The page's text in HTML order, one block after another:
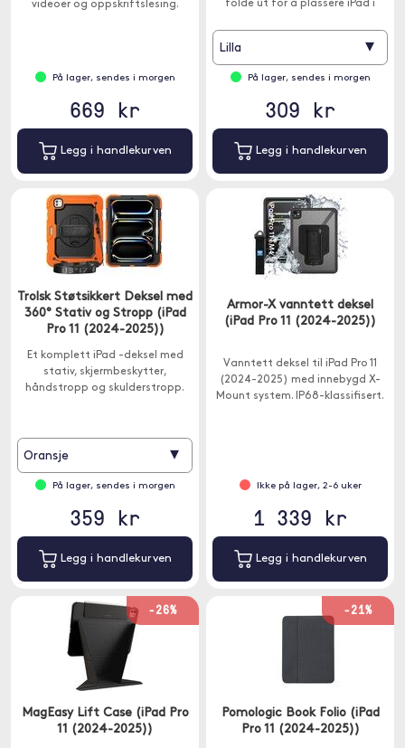
videoer og oppskriftslesing.
På lager, sendes i morgen
669 kr
Legg i handlekurven
folde ut for å plassere iPad i
Lilla ▾
På lager, sendes i morgen
309 kr
Legg i handlekurven
Trolsk Støtsikkert Deksel med
360° Stativ og Stropp (iPad
Pro 11 (2024-2025))
Et komplett iPad -deksel med
stativ, skjermbeskytter,
håndstropp og skulderstropp.
Oransje ▾
På lager, sendes i morgen
359 kr
Legg i handlekurven
Armor-X vanntett deksel
(iPad Pro 11 (2024-2025))
Vanntett deksel til iPad Pro 11
(2024-2025) med innebygd X-
Mount system. IP68-klassifisert.
Ikke på lager, 2-6 uker
1 339 kr
Legg i handlekurven
-26%
MagEasy Lift Case (iPad Pro
11 (2024-2025))
-21%
Pomologic Book Folio (iPad
Pro 11 (2024-2025))